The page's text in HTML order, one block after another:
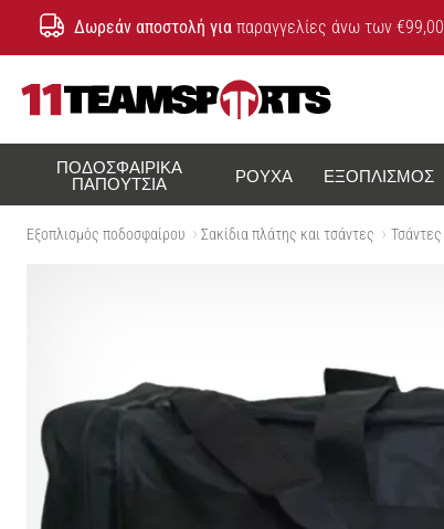
Δωρεάν αποστολή για παραγγελίες άνω των €99,00
ΠΟΔΟΣΦΑΙΡΙΚΆ
ΠΑΠΟΎΤΣΙΑ ΡΟΎΧΑ ΕΞΟΠΛΙΣΜΌΣ
Εξοπλισμός ποδοσφαίρου Σακίδια πλάτης και τσάντες Τσάντες